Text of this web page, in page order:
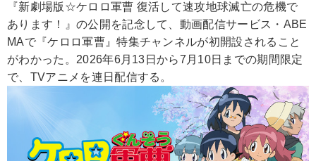
『新劇場版☆ケロロ軍曹 復活して速攻地球滅亡の危機で
あります！』の公開を記念して、動画配信サービス・ABE
MAで『ケロロ軍曹』特集チャンネルが初開設されること
がわかった。2026年6月13日から7月10日までの期間限定
で、TVアニメを連日配信する。